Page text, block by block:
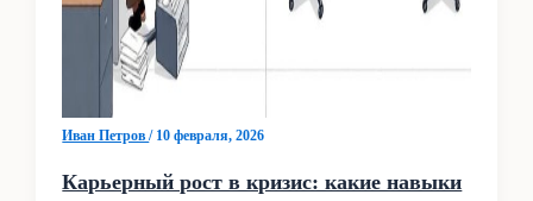
Иван Петров/ 10 февраля, 2026
Карьерный рост в кризис: какие навыки